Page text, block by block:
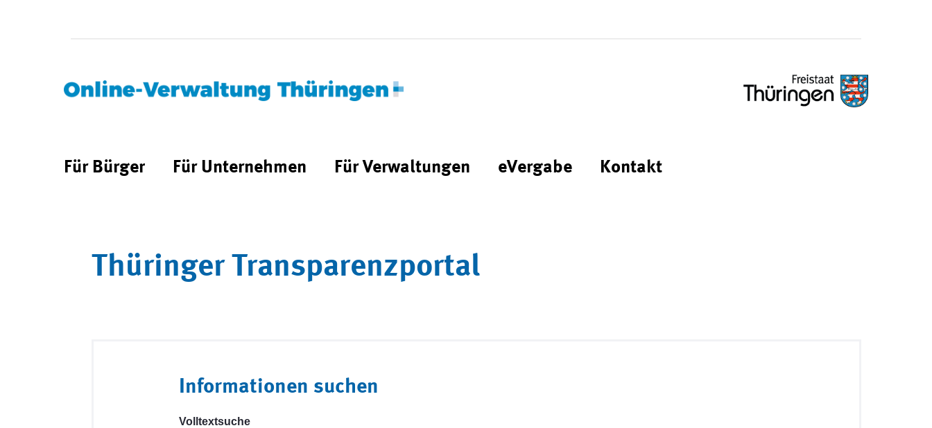
Für Bürger Für Unternehmen Für Verwaltungen eVergabe Kontakt
Thüringer Transparenzportal
Informationen suchen
Volltextsuche